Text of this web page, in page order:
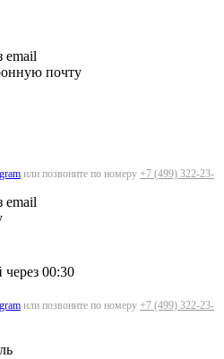
email
почту
или позвоните по номеру +7 (499) 322-23-
email
00:30
или позвоните по номеру +7 (499) 322-23-